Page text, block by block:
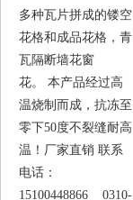
多种瓦片拼成的镂空
花格和成品花格，青
瓦隔断墙花窗
花。 本产品经过高
温烧制而成，抗冻至
零下50度不裂缝耐高
温！厂家直销 联系
电话：
15100448866 0310-